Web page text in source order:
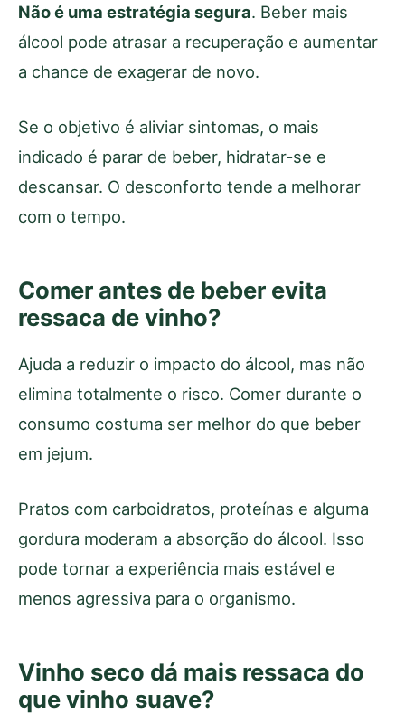
Não é uma estratégia segura. Beber mais
álcool pode atrasar a recuperação e aumentar
a chance de exagerar de novo.
Se o objetivo é aliviar sintomas, o mais
indicado é parar de beber, hidratar-se e
descansar. O desconforto tende a melhorar
com o tempo.
Comer antes de beber evita
ressaca de vinho?
Ajuda a reduzir o impacto do álcool, mas não
elimina totalmente o risco. Comer durante o
consumo costuma ser melhor do que beber
em jejum.
Pratos com carboidratos, proteínas e alguma
gordura moderam a absorção do álcool. Isso
pode tornar a experiência mais estável e
menos agressiva para o organismo.
Vinho seco dá mais ressaca do
que vinho suave?